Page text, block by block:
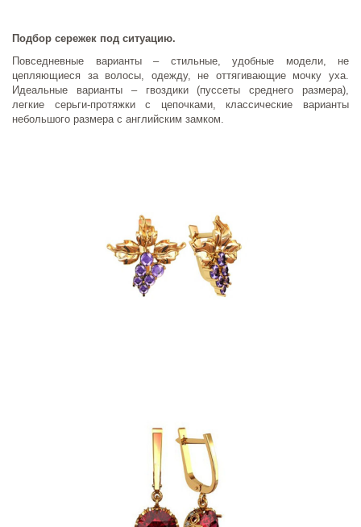
Подбор сережек под ситуацию.
Повседневные варианты – стильные, удобные модели, не
цепляющиеся за волосы, одежду, не оттягивающие мочку уха.
Идеальные варианты – гвоздики (пуссеты среднего размера),
легкие серьги-протяжки с цепочками, классические варианты
небольшого размера с английским замком.